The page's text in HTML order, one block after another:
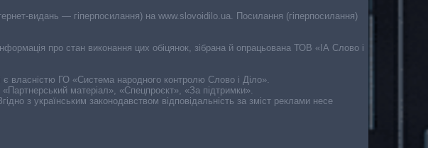
видань — гіперпосилання) на www.slovoidilo.ua. Посилання (гіперпосилання)
про стан виконання цих обіцянок, зібрана й опрацьована ТОВ «ІА Слово і
власністю ГО «Система народного контролю Слово і Діло».
матеріал», «Спецпроєкт», «За підтримки».
з українським законодавством відповідальність за зміст реклами несе